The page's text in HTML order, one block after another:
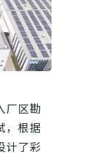
厂区勘
，根据
计了彩